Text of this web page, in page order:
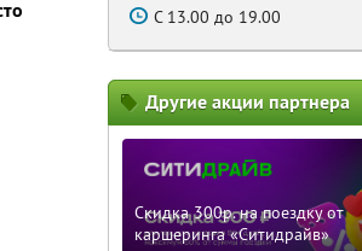
C 13.00 до 19.00
Другие акции партнера
Скидка 300р. на поездку от
каршеринга «Ситидрайв»